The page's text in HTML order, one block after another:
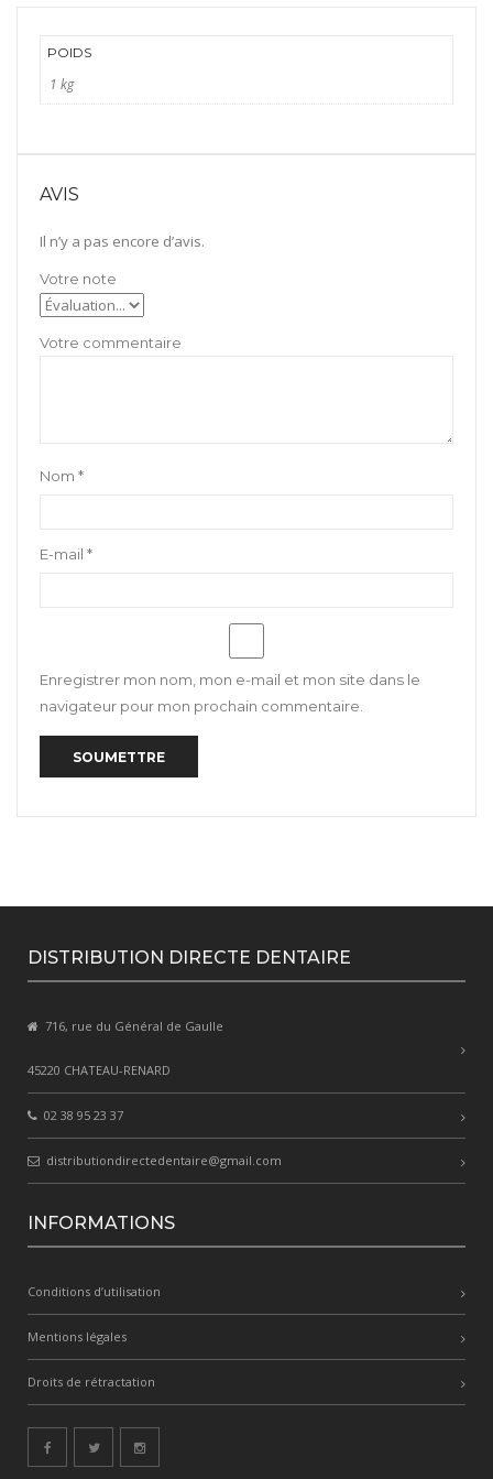
POIDS
1 kg
AVIS
Il n’y a pas encore d’avis.
Nom *
E-mail *
Enregistrer mon nom, mon e-mail et mon site dans le
navigateur pour mon prochain commentaire.
DISTRIBUTION DIRECTE DENTAIRE
716, rue du Général de Gaulle
45220 CHATEAU-RENARD
02 38 95 23 37
distributiondirectedentaire@gmail.com
INFORMATIONS
Conditions d’utilisation
Mentions légales
Droits de rétractation